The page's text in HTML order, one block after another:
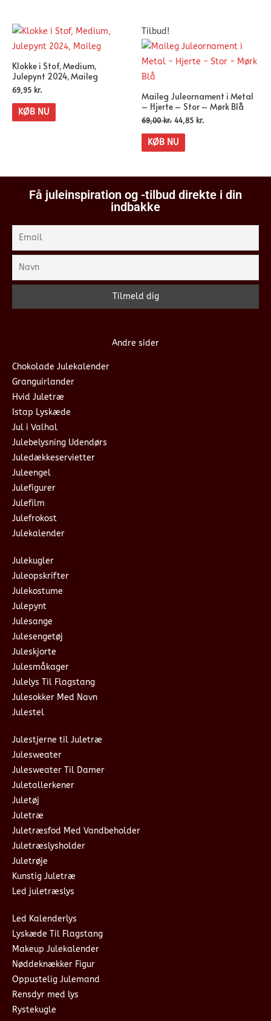
Klokke i Stof, Medium,
Julepynt 2024, Maileg
69,95 kr.
KØB NU
Tilbud!
Maileg Juleornament i Metal
– Hjerte – Stor – Mørk Blå
69,00kr. 44,85 kr.
KØB NU
Få juleinspiration og -tilbud direkte i din
indbakke
Andre sider
Chokolade Julekalender
Granguirlander
Hvid Juletræ
Istap Lyskæde
Jul i Valhal
Julebelysning Udendørs
Juledækkeservietter
Juleengel
Julefigurer
Julefilm
Julefrokost
Julekalender
Julekugler
Juleopskrifter
Julekostume
Julepynt
Julesange
Julesengetøj
Juleskjorte
Julesmåkager
Julelys Til Flagstang
Julesokker Med Navn
Julestel
Julestjerne til Juletræ
Julesweater
Julesweater Til Damer
Juletallerkener
Juletøj
Juletræ
Juletræsfod Med Vandbeholder
Juletræslysholder
Juletrøje
Kunstig Juletræ
Led juletræslys
Led Kalenderlys
Lyskæde Til Flagstang
Makeup Julekalender
Nøddeknækker Figur
Oppustelig Julemand
Rensdyr med lys
Rystekugle